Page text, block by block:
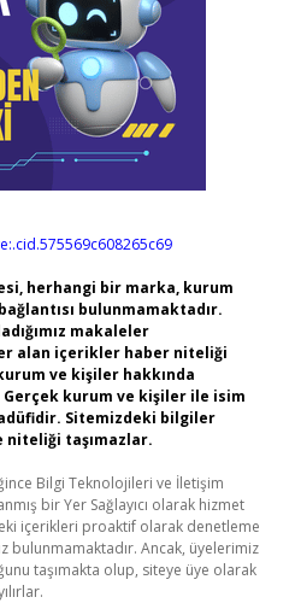
herhangi bir marka, kurum
bulunmamaktadır.
makaleler
alan içerikler haber niteliği
ve kişiler hakkında
Gerçek kurum ve kişiler ile isim
Sitemizdeki bilgiler
taşımazlar.
Bilgi Teknolojileri ve İletişim
bir Yer Sağlayıcı olarak hizmet
içerikleri proaktif olarak denetleme
bulunmamaktadır. Ancak, üyelerimiz
taşımakta olup, siteye üye olarak